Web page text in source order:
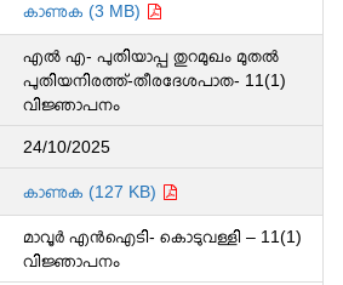
കാണുക (3 MB)
എൽ എ- പുതിയാപ്പ തുറമുഖം മുതൽ
പുതിയനിരത്ത്-തീരദേശപാത- 11(1)
വിജ്ഞാപനം
24/10/2025
കാണുക (127 KB)
മാവൂർ എൻഐടി- കൊടുവള്ളി – 11(1)
വിജ്ഞാപനം